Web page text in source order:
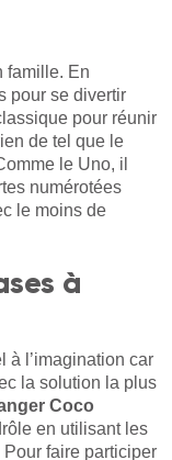
famille. En
pour se divertir
pour réunir
de tel que le
le Uno, il
numérotées
le moins de
à
à l’imagination car
la solution la plus
Coco
en utilisant les
faire participer